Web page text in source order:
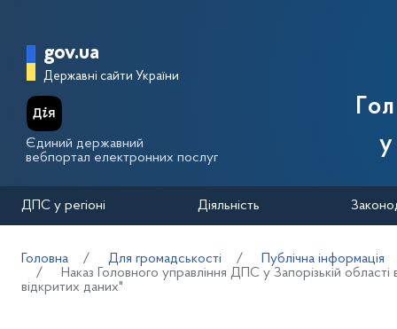
Головна сторінка Державної
gov.ua
Державні сайти України
Єдиний державний
вебпортал електронних послуг
ДПС у регіоні Діяльність
Головна Для громадськості
Публічна інформація
Наказ Головного управління ДПС у Запорізькій
відкритих даних"